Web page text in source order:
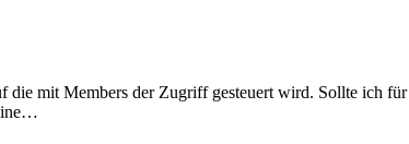
die mit Members der Zugriff gesteuert wird. Sollte ich